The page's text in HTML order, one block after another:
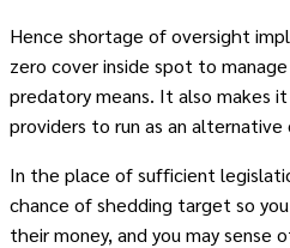
Hence shortage of oversight
zero cover inside spot to
predatory means. It also makes
providers to run as an alternative
In the place of sufficient
chance of shedding target so
their money, and you may